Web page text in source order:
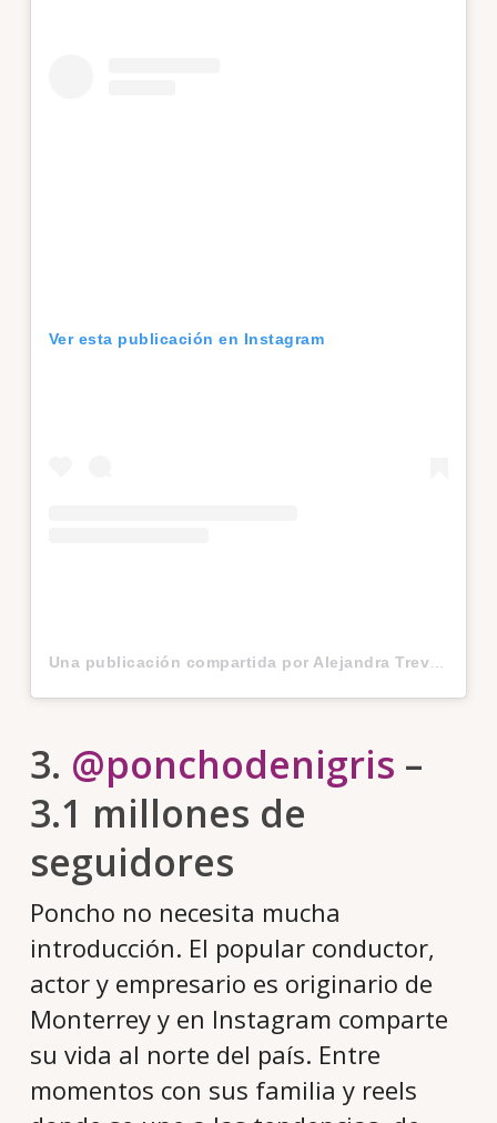
Ver esta publicación en Instagram
3. @ponchodenigris –
3.1 millones de
seguidores
Poncho no necesita mucha
introducción. El popular conductor,
actor y empresario es originario de
Monterrey y en Instagram comparte
su vida al norte del país. Entre
momentos con sus familia y reels